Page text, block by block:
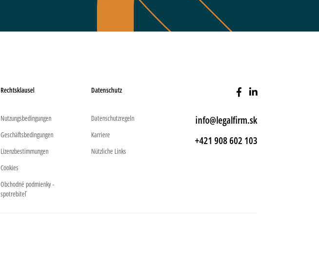
Rechtsklausel
Nutzungsbedingungen
Geschäftsbedingungen
Lizenzbestimmungen
Cookies
Obchodné podmienky -
spotrebiteľ
Datenschutz
Datenschutzregeln
Karriere
Nützliche Links
info@legalfirm.sk
+421 908 602 103